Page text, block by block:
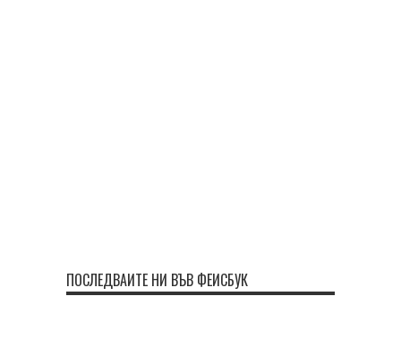
ПОСЛЕДВАЙТЕ НИ ВЪВ ФЕЙСБУК